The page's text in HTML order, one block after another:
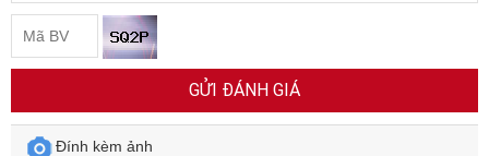
GỬI ĐÁNH GIÁ
Đính kèm ảnh